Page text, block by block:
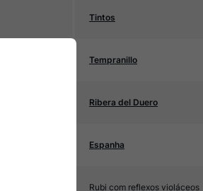
Tintos
Tempranillo
Ribera del Duero
Espanha
Rubi com reflexos violáceos